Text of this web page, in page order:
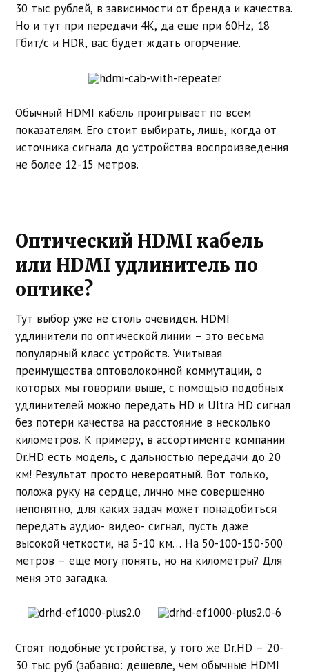
30 тыс рублей, в зависимости от бренда и качества.
Но и тут при передачи 4K, да еще при 60Hz, 18
Гбит/с и HDR, вас будет ждать огорчение.
Обычный HDMI кабель проигрывает по всем
показателям. Его стоит выбирать, лишь, когда от
источника сигнала до устройства воспроизведения
не более 12-15 метров.
Оптический HDMI кабель
или HDMI удлинитель по
оптике?
Тут выбор уже не столь очевиден. HDMI
удлинители по оптической линии – это весьма
популярный класс устройств. Учитывая
преимущества оптоволоконной коммутации, о
которых мы говорили выше, с помощью подобных
удлинителей можно передать HD и Ultra HD сигнал
без потери качества на расстояние в несколько
километров. К примеру, в ассортименте компании
Dr.HD есть модель, с дальностью передачи до 20
км! Результат просто невероятный. Вот только,
положа руку на сердце, лично мне совершенно
непонятно, для каких задач может понадобиться
передать аудио- видео- сигнал, пусть даже
высокой четкости, на 5-10 км… На 50-100-150-500
метров – еще могу понять, но на километры? Для
меня это загадка.
Стоят подобные устройства, у того же Dr.HD – 20-
30 тыс руб (забавно: дешевле, чем обычные HDMI